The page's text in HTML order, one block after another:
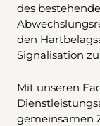
des
den
Signalisation
Mit unseren
gemeinsamen